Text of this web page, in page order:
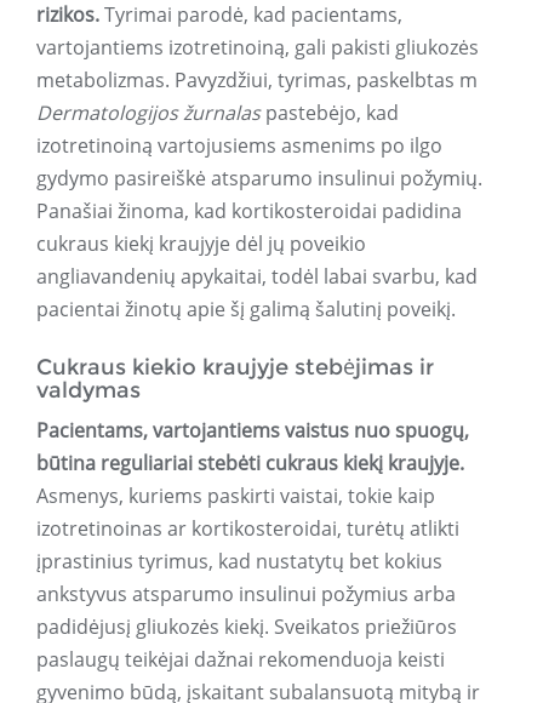
rizikos.Tyrimai parodė, kad pacientams,
vartojantiems izotretinoiną, gali pakisti gliukozės
metabolizmas. Pavyzdžiui, tyrimas, paskelbtas m
Dermatologijos žurnalaspastebėjo, kad
izotretinoiną vartojusiems asmenims po ilgo
gydymo pasireiškė atsparumo insulinui požymių.
Panašiai žinoma, kad kortikosteroidai padidina
cukraus kiekį kraujyje dėl jų poveikio
angliavandenių apykaitai, todėl labai svarbu, kad
pacientai žinotų apie šį galimą šalutinį poveikį.
Cukraus kiekio kraujyje stebėjimas ir
valdymas
Pacientams, vartojantiems vaistus nuo spuogų,
būtina reguliariai stebėti cukraus kiekį kraujyje.
Asmenys, kuriems paskirti vaistai, tokie kaip
izotretinoinas ar kortikosteroidai, turėtų atlikti
įprastinius tyrimus, kad nustatytų bet kokius
ankstyvus atsparumo insulinui požymius arba
padidėjusį gliukozės kiekį. Sveikatos priežiūros
paslaugų teikėjai dažnai rekomenduoja keisti
gyvenimo būdą, įskaitant subalansuotą mitybą ir